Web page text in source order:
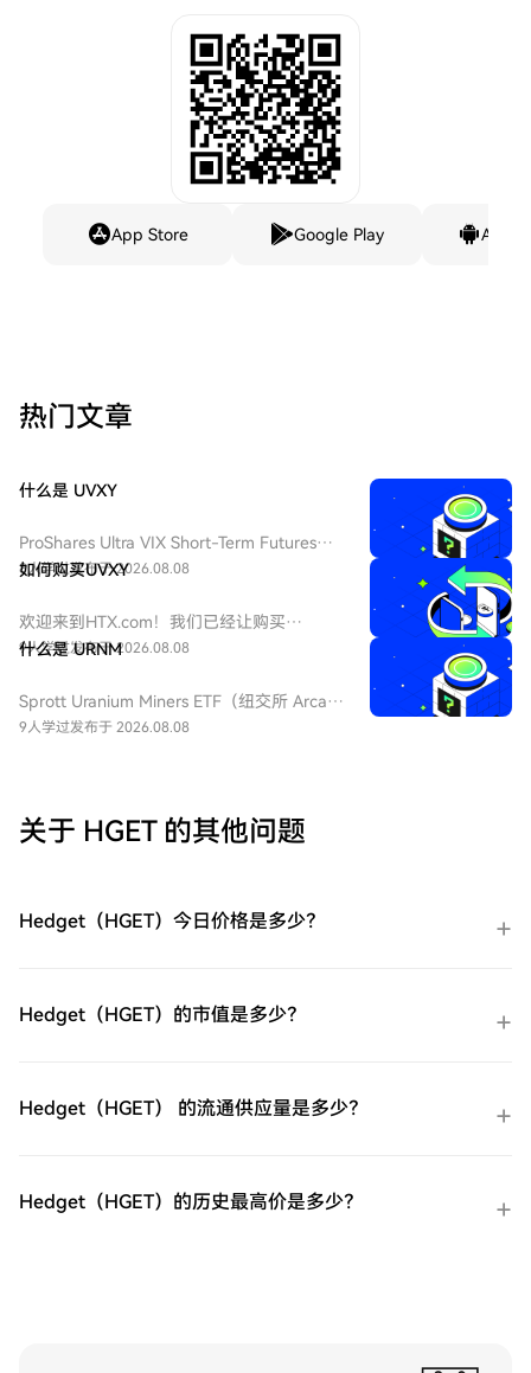
App Store Google Play
热门文章
什么是 UVXY
ProShares Ultra VIX Short-Term Futures
ETF（纽交所 Arca 代码：UVXY），中文：
ETF 为每日 2 倍杠杆做多 VIX 短期期货产
品，挂钩标普 500 短期波动率期货指数，该
基金通常用于在美股市场波动加剧或恐慌情
特性和期货展期成本，它不适合长期持有。
8人学过发布于 2026.08.08
如何购买UVXY
欢迎来到HTX.com！我们已经让购买
ProShares 两倍做多短期 VIX 期货
逐步指南，放心开始您的加密货币之旅。第
一步：创建您的HTX账户使用您的电子邮
或Mastercard即时购买ProShares 两倍做多
Pay等流行支付方法以增加便利性。C2C购
者提供个性化服务和竞争性汇率。第三步：
存储您的ProShares 两倍做多短期 VIX 期货
在您的HTX账户钱包中。您也可以通过区块
链转账将其发送到其他地方或者用于交易其
货市场轻松交易ProShares 两倍做多短期 VIX
期货ETF（UVXY)。访问您的账户，选择您的
9人学过发布于 2026.08.08
什么是 URNM
Sprott Uranium Miners ETF（纽交所 Arca
代码：URNM），中文：无（bn无），传统
铀持有企业，受益全球清洁能源转型与核电
需求增长，是美股稀缺铀矿赛道投资工具。
9人学过发布于 2026.08.08
关于 HGET 的其他问题
Hedget（HGET）今日价格是多少？
Hedget（HGET）的市值是多少？
Hedget（HGET） 的流通供应量是多少？
Hedget（HGET）的历史最高价是多少？